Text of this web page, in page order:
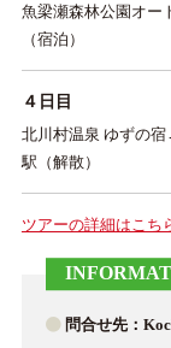
魚梁瀬森林公園オ
（宿泊）
４日目
北川村温泉 ゆずの
駅（解散）
ツアーの詳細はこち
問合せ先：